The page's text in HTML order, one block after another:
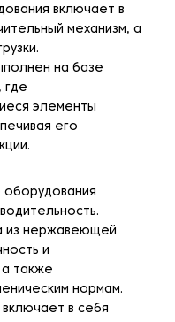
включает в
механизм, а
на базе
где
элементы
его
оборудования
из нержавеющей
и
а также
нормам.
в себя